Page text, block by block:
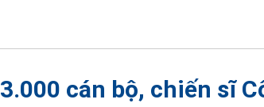
cán bộ, chiến sĩ